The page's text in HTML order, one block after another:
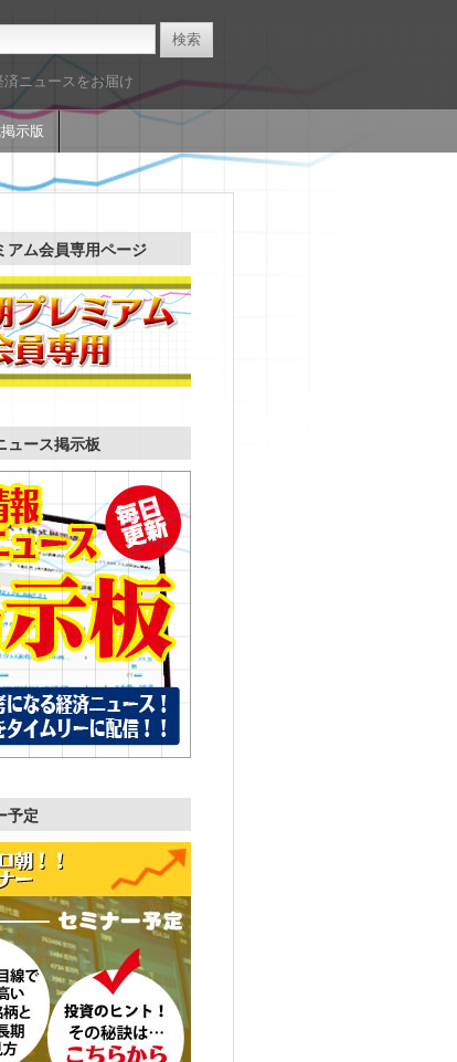
ニュースをお届け
示版
アム会員専用ページ
ュース掲示板
予定